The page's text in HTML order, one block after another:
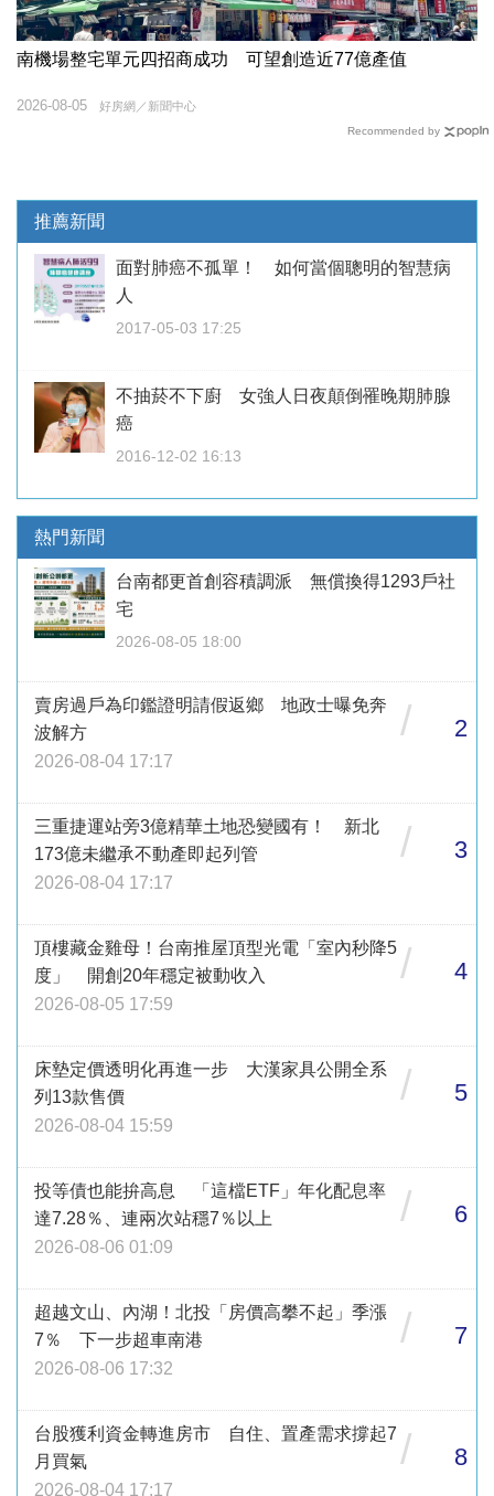
南機場整宅單元四招商成功 可望創造近77億產值
好房網／新聞中心
2026-08-05
Recommended by
推薦新聞
面對肺癌不孤單！ 如何當個聰明的智慧病
人
2017-05-03 17:25
不抽菸不下廚 女強人日夜顛倒罹晚期肺腺
癌
2016-12-02 16:13
熱門新聞
台南都更首創容積調派 無償換得1293戶社
宅
2026-08-05 18:00
賣房過戶為印鑑證明請假返鄉 地政士曝免奔
波解方
2026-08-04 17:17
/ 2
三重捷運站旁3億精華土地恐變國有！ 新北
173億未繼承不動產即起列管
2026-08-04 17:17
/ 3
頂樓藏金雞母！台南推屋頂型光電「室內秒降5
度」 開創20年穩定被動收入
2026-08-05 17:59
/ 4
床墊定價透明化再進一步 大漢家具公開全系
列13款售價
2026-08-04 15:59
/ 5
投等債也能拚高息 「這檔ETF」年化配息率
達7.28％、連兩次站穩7％以上
2026-08-06 01:09
/ 6
超越文山、內湖！北投「房價高攀不起」季漲
7％ 下一步超車南港
2026-08-06 17:32
/ 7
台股獲利資金轉進房市 自住、置產需求撐起7
月買氣
2026-08-04 17:17
/ 8